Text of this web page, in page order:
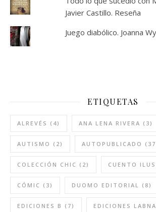
Javier Castillo. Reseña
Juego diabólico. Joanna
ETIQUETAS
ALREVÉS (4) ANA LENA RIVERA (3)
AUTISMO (2) AUTOPUBLICADO
COLECCIÓN CHIC (2) CUENTO
CÓMIC (3) DUOMO EDITORIAL (8)
EDICIONES B (7) EDICIONES